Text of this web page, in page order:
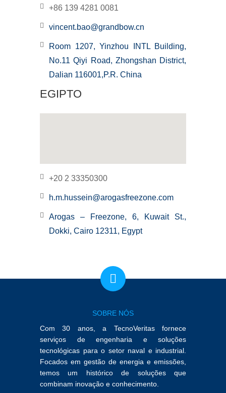
+86 139 4281 0081
vincent.bao@grandbow.cn
Room 1207, Yinzhou INTL Building,
No.11 Qiyi Road, Zhongshan District,
Dalian 116001,P.R. China
EGIPTO
+20 2 33350300
h.m.hussein@arogasfreezone.com
Arogas – Freezone, 6, Kuwait St.,
Dokki, Cairo 12311, Egypt
SOBRE NÓS
Com 30 anos, a TecnoVeritas fornece
serviços de engenharia e soluções
tecnológicas para o setor naval e industrial.
Focados em gestão de energia e emissões,
temos um histórico de soluções que
combinam inovação e conhecimento.